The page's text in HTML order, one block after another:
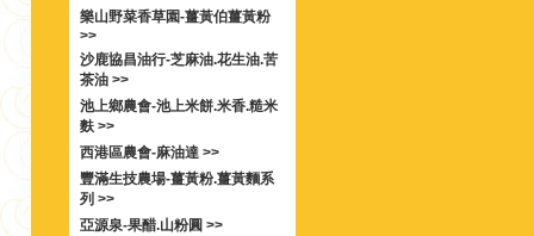
樂山野菜香草園-薑黃伯薑黃粉
>>
沙鹿協昌油行-芝麻油.花生油.苦
茶油 >>
池上鄉農會-池上米餅.米香.糙米
麩 >>
西港區農會-麻油達 >>
豐滿生技農場-薑黃粉.薑黃麵系
列 >>
亞源泉-果醋.山粉圓 >>